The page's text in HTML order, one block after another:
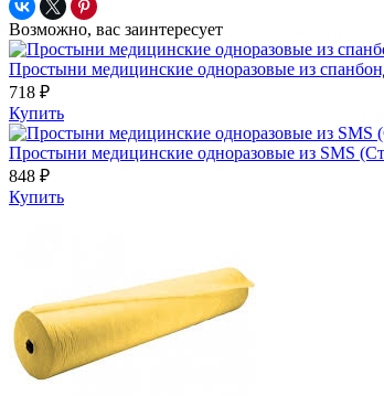
Возможно, вас заинтересует
Простыни медицинские одноразовые из
718 ₽
Купить
Простыни медицинские одноразовые из SMS
848 ₽
Купить